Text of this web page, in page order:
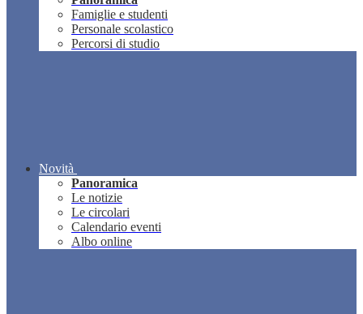
Famiglie e studenti
Personale scolastico
Percorsi di studio
Novità
Panoramica
Le notizie
Le circolari
Calendario eventi
Albo online